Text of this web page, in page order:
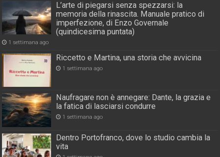
L’arte di piegarsi senza spezzarsi: la
memoria della rinascita. Manuale pratico di
imperfezione, di Enzo Governale
(quindicesima puntata)
1 settimana ago
Riccetto e Martina, una storia che avvicina
1 settimana ago
Naufragare non è annegare: Dante, la grazia e
la fatica di lasciarsi condurre
1 settimana ago
Dentro Portofranco, dove lo studio cambia la
vita